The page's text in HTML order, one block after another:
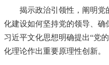
揭示政治引领性，阐明党
化建设如何坚持党的领导、确
习近平文化思想明确提出“党
化理论作出重要原理性创新。